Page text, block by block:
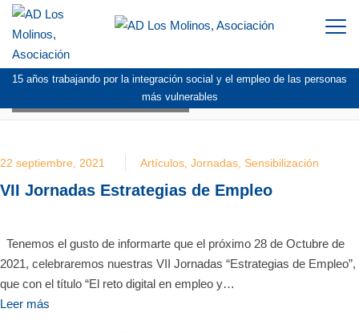
15 años trabajando por la integración social y el empleo de las personas
más vulnerables
SEPTIEMBRE 2021
22 septiembre, 2021 Artículos Jornadas Sensibilización
VII Jornadas Estrategias de Empleo
Tenemos el gusto de informarte que el próximo 28 de Octubre de
2021, celebraremos nuestras VII Jornadas “Estrategias de Empleo”,
que con el título “El reto digital en empleo y…
Leer más